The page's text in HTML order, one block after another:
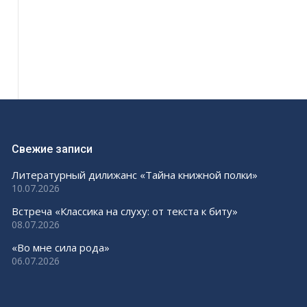
Свежие записи
Литературный дилижанс «Тайна книжной полки»
10.07.2026
Встреча «Классика на слуху: от текста к биту»
08.07.2026
«Во мне сила рода»
06.07.2026